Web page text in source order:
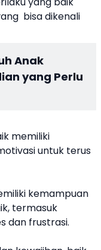
bisa dikenali
Anak
yang Perlu
memiliki
untuk terus
kemampuan
termasuk
dan frustrasi.